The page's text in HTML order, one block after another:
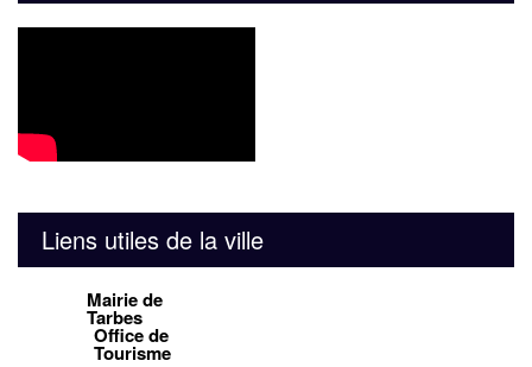
Liens utiles de la ville
Mairie de
Tarbes
Office de
Tourisme